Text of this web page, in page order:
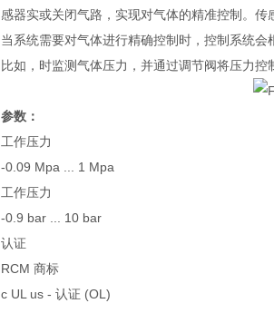
感器实或关闭气路，实现对气体的精准控制。
当系统需要对气体进行精确控制时，控制系统
比如，时监测气体压力，并通过调节阀将压力控
参数：
工作压力
-0.09 Mpa ... 1 Mpa
工作压力
-0.9 bar ... 10 bar
认证
RCM 商标
c UL us - 认证 (OL)